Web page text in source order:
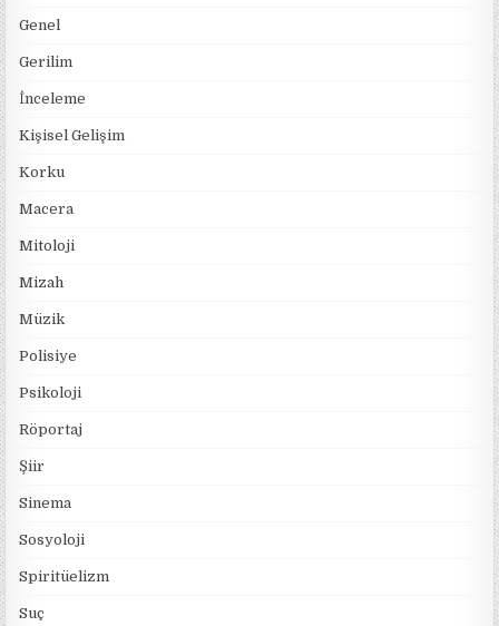
Genel
Gerilim
İnceleme
Kişisel Gelişim
Korku
Macera
Mitoloji
Mizah
Müzik
Polisiye
Psikoloji
Röportaj
Şiir
Sinema
Sosyoloji
Spiritüelizm
Suç